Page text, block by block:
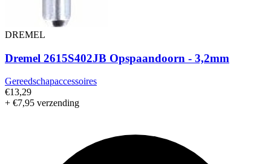
DREMEL
Dremel 2615S402JB Opspaandoorn - 3,2mm
Gereedschapaccessoires
€13,29
+ €7,95 verzending